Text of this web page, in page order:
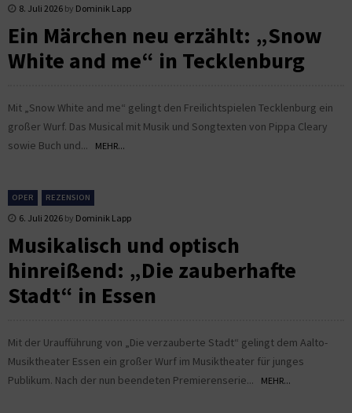
8. Juli 2026 by Dominik Lapp
Ein Märchen neu erzählt: „Snow
White and me“ in Tecklenburg
Mit „Snow White and me“ gelingt den Freilichtspielen Tecklenburg ein
großer Wurf. Das Musical mit Musik und Songtexten von Pippa Cleary
sowie Buch und...
MEHR...
OPER REZENSION
6. Juli 2026 by Dominik Lapp
Musikalisch und optisch
hinreißend: „Die zauberhafte
Stadt“ in Essen
Mit der Uraufführung von „Die verzauberte Stadt“ gelingt dem Aalto-
Musiktheater Essen ein großer Wurf im Musiktheater für junges
Publikum. Nach der nun beendeten Premierenserie...
MEHR...